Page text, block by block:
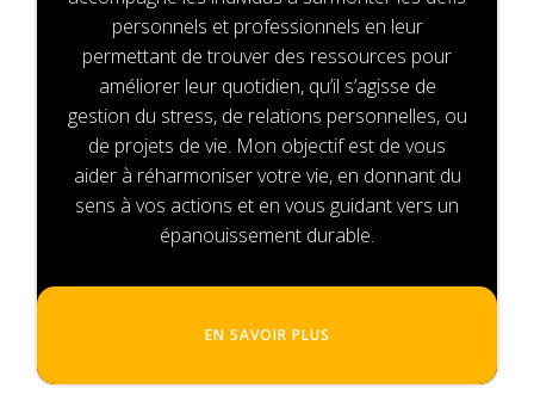
personnels et professionnels en leur
permettant de trouver des ressources pour
améliorer leur quotidien, qu’il s’agisse de
gestion du stress, de relations personnelles, ou
de projets de vie. Mon objectif est de vous
aider à réharmoniser votre vie, en donnant du
sens à vos actions et en vous guidant vers un
épanouissement durable.
EN SAVOIR PLUS